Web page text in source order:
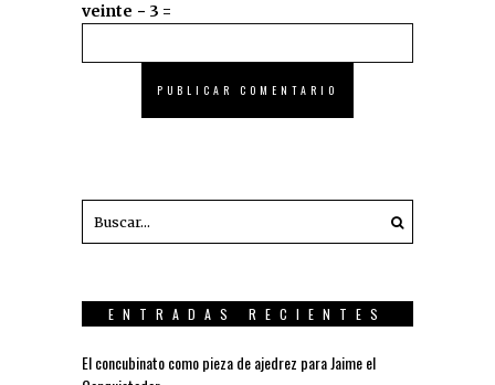
veinte − 3 =
ENTRADAS RECIENTES
El concubinato como pieza de ajedrez para Jaime el